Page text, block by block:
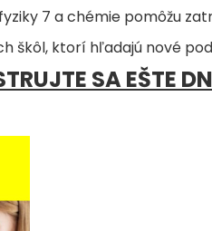
7 a chémie pomôžu
škôl, ktorí hľadajú nové
SA EŠTE